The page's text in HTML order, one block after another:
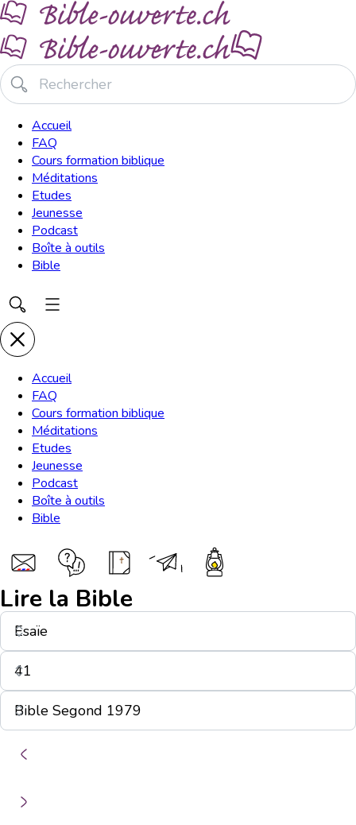
Accueil
FAQ
Cours formation biblique
Méditations
Etudes
Jeunesse
Podcast
Boîte à outils
Bible
Accueil
FAQ
Cours formation biblique
Méditations
Etudes
Jeunesse
Podcast
Boîte à outils
Bible
Lire la Bible